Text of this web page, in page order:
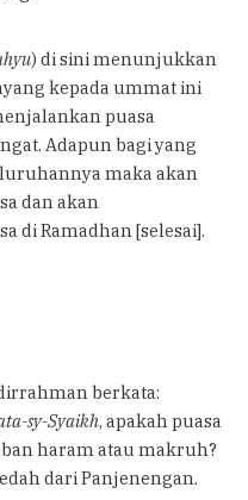
) di sini menunjukkan
kepada ummat ini
puasa
Adapun bagi yang
maka akan
dan akan
di Ramadhan [selesai].
berkata:
sy-Syaikh, apakah puasa
haram atau makruh?
dari Panjenengan.